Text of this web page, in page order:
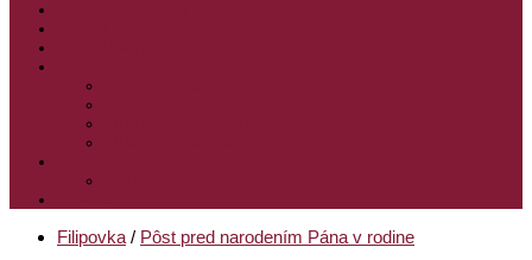
Filipovka / Pôst pred narodením Pána v rodine